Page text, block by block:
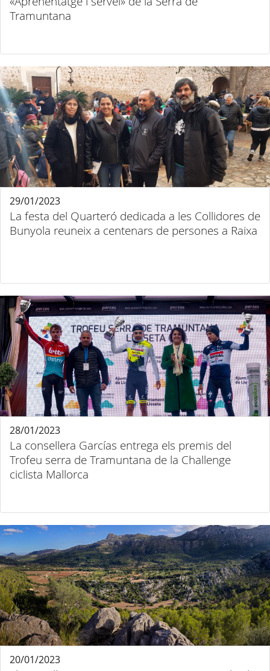
Tramuntana
La festa del Quarteró dedicada a les Collidores de
Bunyola reuneix a centenars de persones a Raixa
29/01/2023
La consellera Garcías entrega els premis del
Trofeu serra de Tramuntana de la Challenge
ciclista Mallorca
28/01/2023
20/01/2023